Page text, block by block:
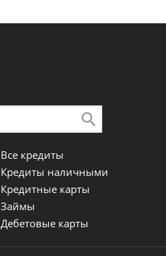
Все кредиты
Кредиты наличными
Кредитные карты
Займы
Дебетовые карты